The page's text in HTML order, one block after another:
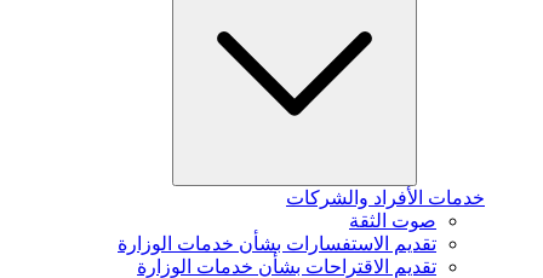
خدمات الأفراد والشركات
صوت الثقة
تقديم الاستفسارات بشأن خدمات الوزارة
تقديم الاقتراحات بشأن خدمات الوزارة